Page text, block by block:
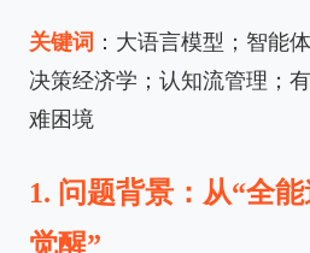
关键词 ：大语言模型；智能
决策经济学；认知流管理；
难困境
1. 问题背景：从“全
觉醒”